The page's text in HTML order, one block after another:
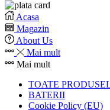
Acasa
Magazin
About Us
Mai mult
Mai mult
TOATE
BATERII
Cookie Policy (EU)